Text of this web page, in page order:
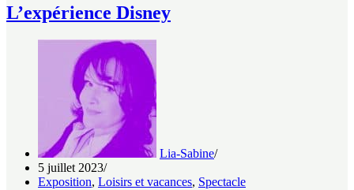
L’expérience Disney
Lia-Sabine
5 juillet 2023
Exposition, Loisirs et vacances, Spectacle